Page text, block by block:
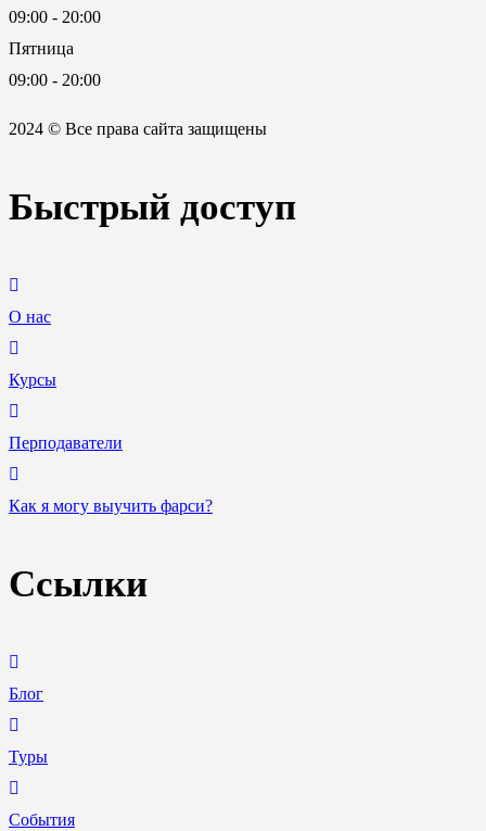
09:00 - 20:00
Пятница
09:00 - 20:00
2024 © Все права сайта защищены
Быстрый доступ
О нас
Курсы
Перподаватели
Как я могу выучить фарси?
Ссылки
Блог
Туры
События